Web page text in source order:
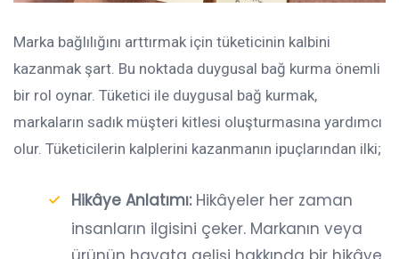
Marka bağlılığını arttırmak için tüketicinin kalbini
kazanmak şart. Bu noktada duygusal bağ kurma önemli
bir rol oynar. Tüketici ile duygusal bağ kurmak,
markaların sadık müşteri kitlesi oluşturmasına yardımcı
olur. Tüketicilerin kalplerini kazanmanın ipuçlarından ilki;
Hikâye Anlatımı:Hikâyeler her zaman
insanların ilgisini çeker. Markanın veya